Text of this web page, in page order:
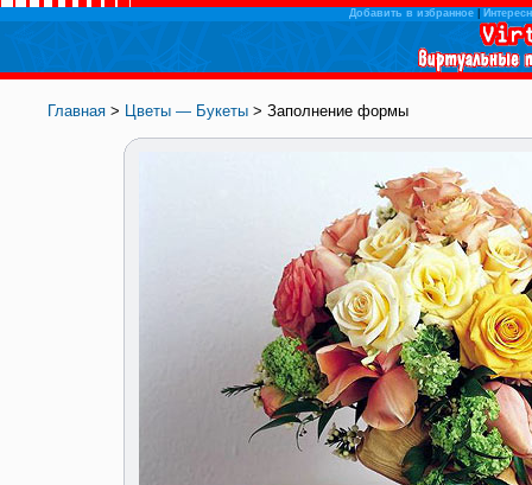
Добавить в избранное|
Главная > Цветы — Букеты > Заполнение формы